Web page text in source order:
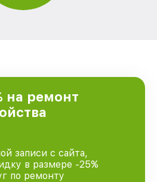
на ремонт
записи с сайта,
в размере -25%
по ремонту